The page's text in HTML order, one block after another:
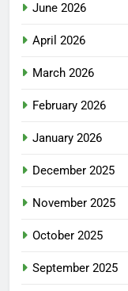
June 2026
April 2026
March 2026
February 2026
January 2026
December 2025
November 2025
October 2025
September 2025